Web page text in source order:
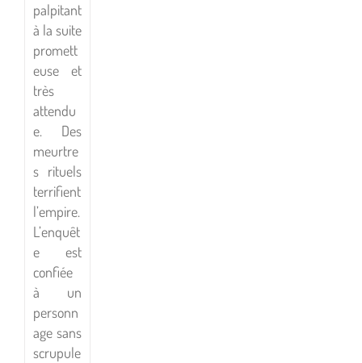
palpitant
à la suite
promett
euse et
très
attendu
e. Des
meurtre
s rituels
terrifient
l’empire.
L’enquêt
e est
confiée
à un
personn
age sans
scrupule